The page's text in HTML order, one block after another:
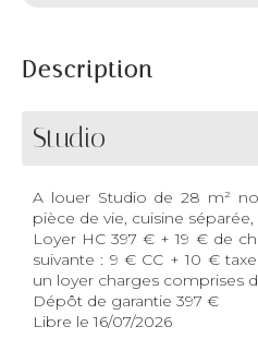
Description
Studio
A louer Studio de 28 m²
pièce de vie, cuisine séparée,
Loyer HC 397 € + 19 € de
suivante : 9 € CC + 10 €
un loyer charges comprises
Dépôt de garantie 397 €
Libre le 16/07/2026